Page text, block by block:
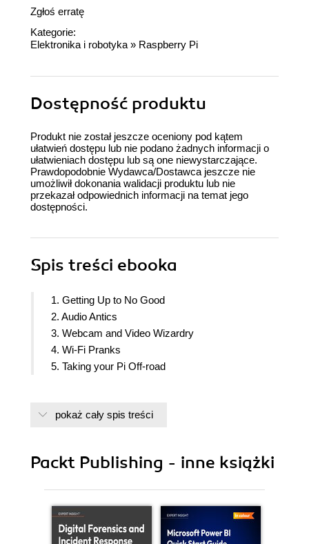
Zgłoś erratę
Kategorie:
Elektronika i robotyka » Raspberry Pi
Dostępność produktu
Produkt nie został jeszcze oceniony pod kątem
ułatwień dostępu lub nie podano żadnych informacji o
ułatwieniach dostępu lub są one niewystarczające.
Prawdopodobnie Wydawca/Dostawca jeszcze nie
umożliwił dokonania walidacji produktu lub nie
przekazał odpowiednich informacji na temat jego
dostępności.
Spis treści ebooka
1. Getting Up to No Good
2. Audio Antics
3. Webcam and Video Wizardry
4. Wi-Fi Pranks
5. Taking your Pi Off-road
pokaż cały spis treści
Packt Publishing - inne książki